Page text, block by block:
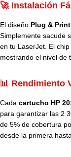
🚀 Instalación
El diseño Plug & Print
Simplemente sacude
en tu LaserJet. El
mostrando el nivel de
📊 Rendimiento
Cada cartucho HP
para garantizar las 2
de 5% de cobertura
desde la primera